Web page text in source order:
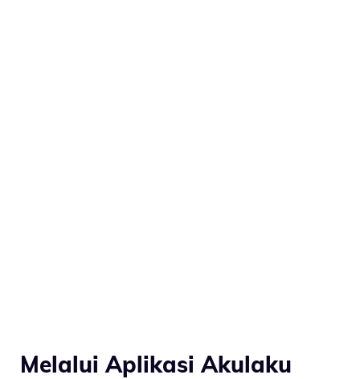
Melalui Aplikasi Akulaku